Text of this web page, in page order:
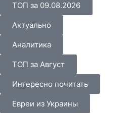
ТОП за 09.08.2026
Актуально
Аналитика
ТОП за Август
Интересно почитать
Евреи из Украины